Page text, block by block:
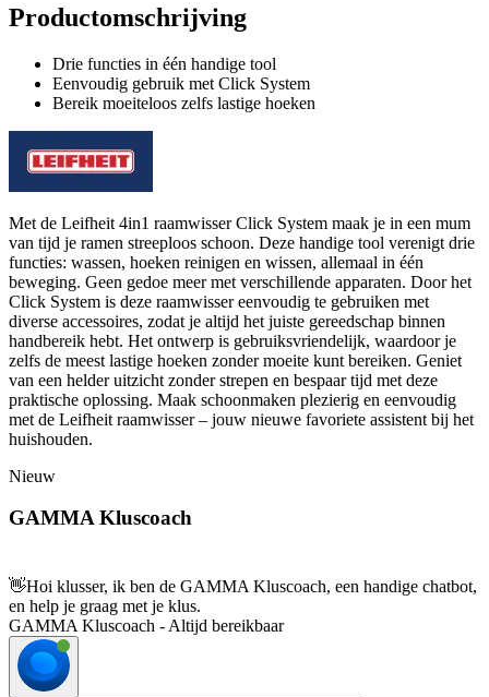
Productomschrijving
Drie functies in één handige tool
Eenvoudig gebruik met Click System
Bereik moeiteloos zelfs lastige hoeken
Met de Leifheit 4in1 raamwisser Click System maak je in een mum
van tijd je ramen streeploos schoon. Deze handige tool verenigt drie
functies: wassen, hoeken reinigen en wissen, allemaal in één
beweging. Geen gedoe meer met verschillende apparaten. Door het
Click System is deze raamwisser eenvoudig te gebruiken met
diverse accessoires, zodat je altijd het juiste gereedschap binnen
handbereik hebt. Het ontwerp is gebruiksvriendelijk, waardoor je
zelfs de meest lastige hoeken zonder moeite kunt bereiken. Geniet
van een helder uitzicht zonder strepen en bespaar tijd met deze
praktische oplossing. Maak schoonmaken plezierig en eenvoudig
met de Leifheit raamwisser – jouw nieuwe favoriete assistent bij het
huishouden.
Nieuw
GAMMA Kluscoach
👋Hoi klusser, ik ben de GAMMA Kluscoach, een handige chatbot,
en help je graag met je klus.
GAMMA Kluscoach - Altijd bereikbaar